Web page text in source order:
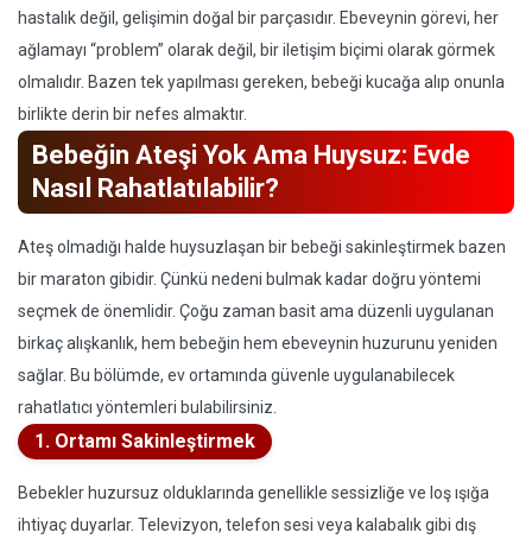
hastalık değil, gelişimin doğal bir parçasıdır. Ebeveynin görevi, her
ağlamayı “problem” olarak değil, bir iletişim biçimi olarak görmek
olmalıdır. Bazen tek yapılması gereken, bebeği kucağa alıp onunla
birlikte derin bir nefes almaktır.
Bebeğin Ateşi Yok Ama Huysuz: Evde
Nasıl Rahatlatılabilir?
Ateş olmadığı halde huysuzlaşan bir bebeği sakinleştirmek bazen
bir maraton gibidir. Çünkü nedeni bulmak kadar doğru yöntemi
seçmek de önemlidir. Çoğu zaman basit ama düzenli uygulanan
birkaç alışkanlık, hem bebeğin hem ebeveynin huzurunu yeniden
sağlar. Bu bölümde, ev ortamında güvenle uygulanabilecek
rahatlatıcı yöntemleri bulabilirsiniz.
1. Ortamı Sakinleştirmek
Bebekler huzursuz olduklarında genellikle sessizliğe ve loş ışığa
ihtiyaç duyarlar. Televizyon, telefon sesi veya kalabalık gibi dış